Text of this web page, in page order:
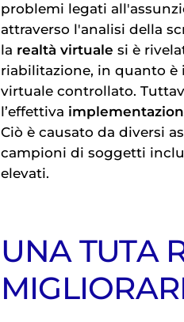
problemi legati
attraverso l'analisi della
la realtà virtuale si è
riabilitazione, in quanto
virtuale controllato.
l’effettiva
Ciò è causato da diversi
campioni di soggetti
elevati.
UNA TUTA